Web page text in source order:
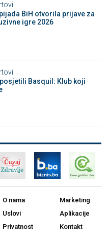
BiH otvorila prijave za
igre 2026
Basquil: Klub koji
O nama
Uslovi
Privatnost
Marketing
Aplikacije
Kontakt